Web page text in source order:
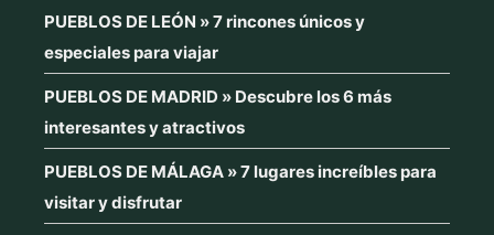
PUEBLOS DE LEÓN » 7 rincones únicos y
especiales para viajar
PUEBLOS DE MADRID » Descubre los 6 más
interesantes y atractivos
PUEBLOS DE MÁLAGA » 7 lugares increíbles para
visitar y disfrutar